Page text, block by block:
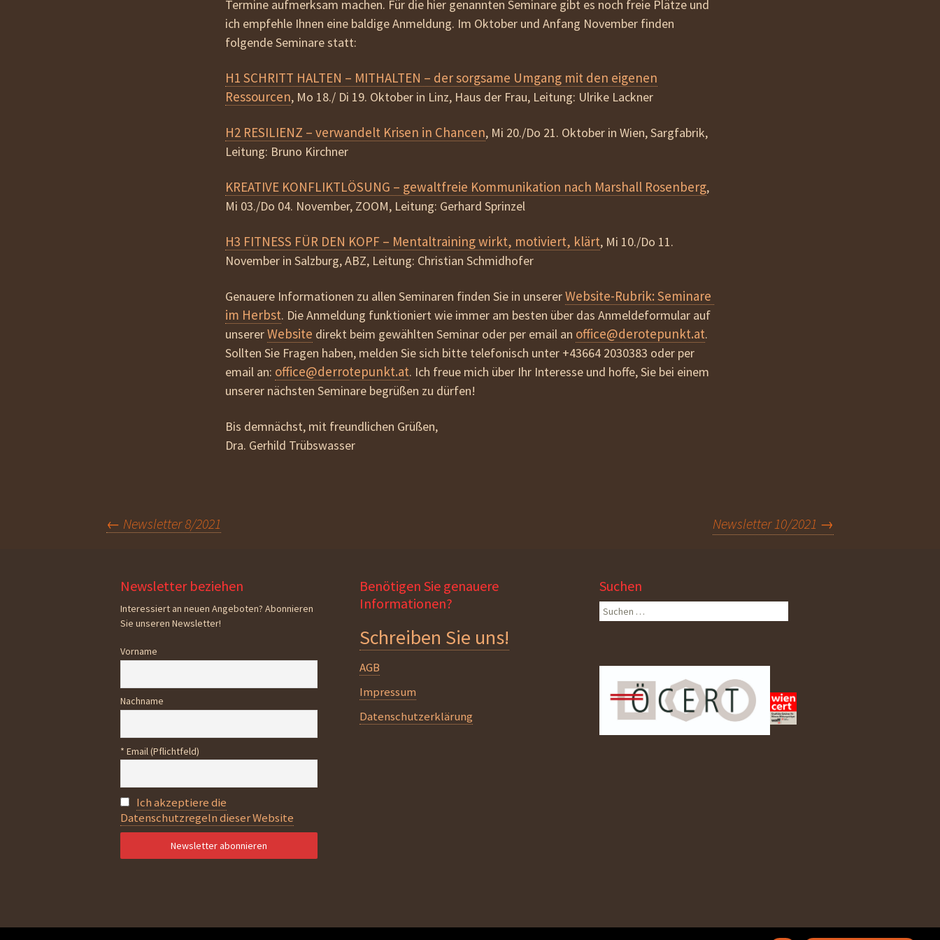
beziehen
Termine aufmerksam machen. Für die hier genannten Seminare gibt es noch freie Plätze und
ich empfehle Ihnen eine baldige Anmeldung. Im Oktober und Anfang November finden
folgende Seminare statt:
H1 SCHRITT HALTEN – MITHALTEN – der sorgsame Umgang mit den eigenen
Ressourcen, Mo 18./ Di 19. Oktober in Linz, Haus der Frau, Leitung: Ulrike Lackner
H2 RESILIENZ – verwandelt Krisen in Chancen, Mi 20./Do 21. Oktober in Wien, Sargfabrik,
Leitung: Bruno Kirchner
KREATIVE KONFLIKTLÖSUNG – gewaltfreie Kommunikation nach Marshall Rosenberg,
Mi 03./Do 04. November, ZOOM, Leitung: Gerhard Sprinzel
H3 FITNESS FÜR DEN KOPF – Mentaltraining wirkt, motiviert, klärt, Mi 10./Do 11.
November in Salzburg, ABZ, Leitung: Christian Schmidhofer
Genauere Informationen zu allen Seminaren finden Sie in unsererWebsite-Rubrik: Seminare
im Herbst. Die Anmeldung funktioniert wie immer am besten über das Anmeldeformular auf
unsererWebsite direkt beim gewählten Seminar oder per email an office@derotepunkt.at.
Sollten Sie Fragen haben, melden Sie sich bitte telefonisch unter +43664 2030383 oder per
email an: office@derrotepunkt.at. Ich freue mich über Ihr Interesse und hoffe, Sie bei einem
unserer nächsten Seminare begrüßen zu dürfen!
Bis demnächst, mit freundlichen Grüßen,
Dra. Gerhild Trübswasser
Beitragsnavigation
← Newsletter 8/2021 Newsletter 10/2021 →
Newsletter beziehen
Interessiert an neuen Angeboten? Abonnieren
Sie unseren Newsletter!
Vorname
Nachname
* Email (Pflichtfeld)
Ich akzeptiere die
Datenschutzregeln dieser Website
Benötigen Sie genauere
Informationen?
Schreiben Sie uns!
AGB
Impressum
Datenschutzerklärung
Suchen
Suchen
nach: